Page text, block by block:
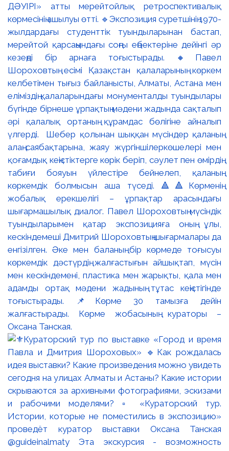
ДӘУІРІ» атты мерейтойлық ретроспективалық
көрмесінің ашылуы өтті. 🔹Экспозиция суретшінің 1970-
жылдардағы студенттік туындыларынан бастап,
мерейтой қарсаңындағы соңғы еңбектеріне дейінгі әр
кезеңді бір арнаға тоғыстырады. 🔸Павел
Шороховтың есімі Қазақстан қалаларының көркем
келбетімен тығыз байланысты, Алматы, Астана мен
еліміздің қалаларындағы монументалды туындылары
бүгінде бірнеше ұрпақтың мәдени жадында сақталып
әрі қалалық ортаның құрамдас бөлігіне айналып
үлгерді. Шебер қолынан шыққан мүсіндер қаланың
алаң-саябақтарына, жаяу жүргіншілеркөшелері мен
қоғамдық кеңістіктерге көрік беріп, сәулет пен өмірдің
табиғи бояуын үйлестіре бейнелеп, қаланың
көркемдік болмысын аша түседі. 🔺🔺Көрменің
жобалық ерекшелігі – ұрпақтар арасындағы
шығармашылық диалог. Павел Шороховтың мүсіндік
туындыларымен қатар экспозицияға оның ұлы,
кескіндемеші Дмитрий Шороховтың шығармалары да
енгізілген. Әке мен баланың бір көрмеде тоғысуы
көркемдік дәстүрдің жалғастығын айшықтап, мүсін
мен кескіндемені, пластика мен жарықты, қала мен
адамды ортақ мәдени жадының тұтас кеңістігінде
тоғыстырады. 📌Көрме 30 тамызға дейін
жалғастырады. Көрме жобасының кураторы –
Оксана Танская.